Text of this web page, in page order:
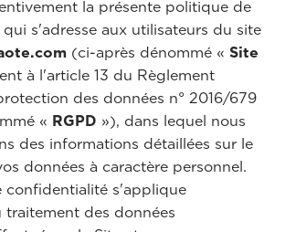
la présente politique de
s'adresse aux utilisateurs du site
(ci-après dénommé « Site
à l'article 13 du Règlement
des données n° 2016/679
« RGPD »), dans lequel nous
des informations détaillées sur le
données à caractère personnel.
confidentialité s'applique
traitement des données